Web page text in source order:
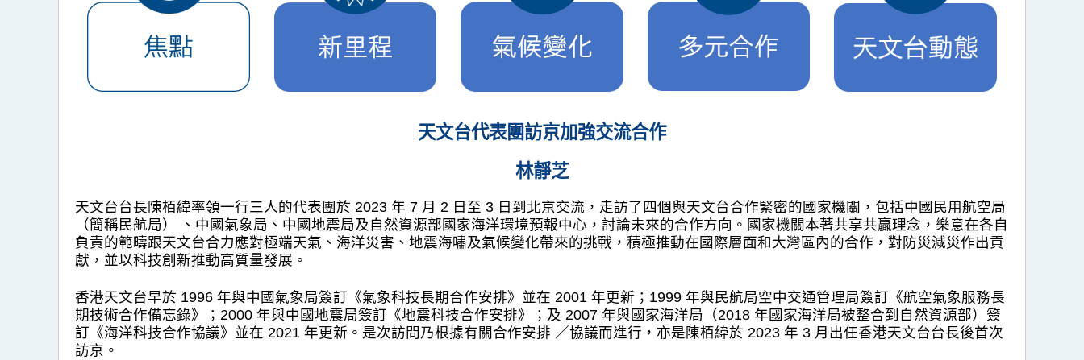
天文台代表團訪京加強交流合作
林靜芝
天文台台長陳栢緯率領一行三人的代表團於 2023 年 7 月 2 日至 3 日到北京交流，走訪了四個與天文台合作緊密的國家機關，包括中國民用航空局
（簡稱民航局） 、中國氣象局、中國地震局及自然資源部國家海洋環境預報中心，討論未來的合作方向。國家機關本著共享共贏理念，樂意在各自
負責的範疇跟天文台合力應對極端天氣、海洋災害、地震海嘯及氣候變化帶來的挑戰，積極推動在國際層面和大灣區內的合作，對防災減災作出貢
獻，並以科技創新推動高質量發展。
香港天文台早於 1996 年與中國氣象局簽訂《氣象科技長期合作安排》並在 2001 年更新；1999 年與民航局空中交通管理局簽訂《航空氣象服務長
期技術合作備忘錄》；2000 年與中國地震局簽訂《地震科技合作安排》；及 2007 年與國家海洋局（2018 年國家海洋局被整合到自然資源部）簽
訂《海洋科技合作協議》並在 2021 年更新。是次訪問乃根據有關合作安排 ／協議而進行，亦是陳栢緯於 2023 年 3 月出任香港天文台台長後首次
訪京。